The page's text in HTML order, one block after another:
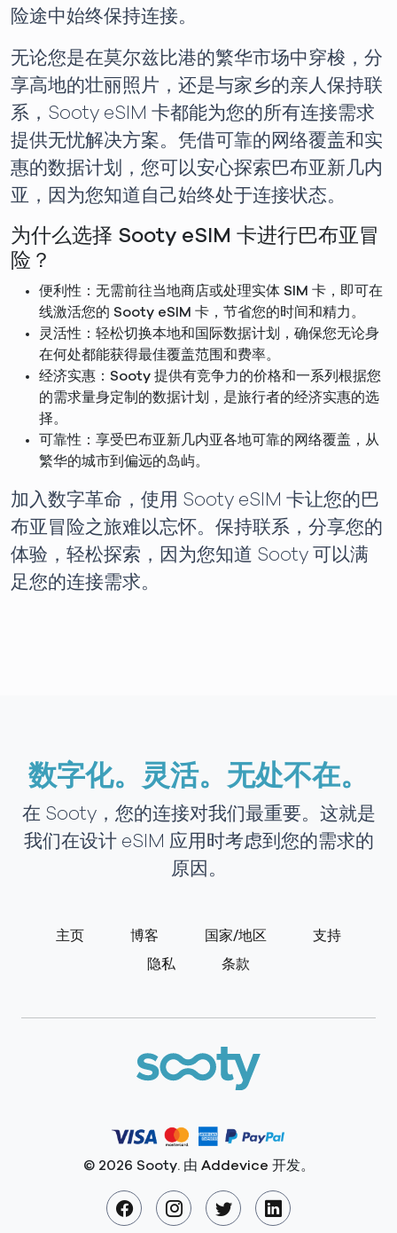
险途中始终保持连接。
无论您是在莫尔兹比港的繁华市场中穿梭，分
享高地的壮丽照片，还是与家乡的亲人保持联
系，Sooty eSIM 卡都能为您的所有连接需求
提供无忧解决方案。凭借可靠的网络覆盖和实
惠的数据计划，您可以安心探索巴布亚新几内
亚，因为您知道自己始终处于连接状态。
为什么选择 Sooty eSIM 卡进行巴布亚冒
险？
便利性：无需前往当地商店或处理实体 SIM 卡，即可在
线激活您的 Sooty eSIM 卡，节省您的时间和精力。
灵活性：轻松切换本地和国际数据计划，确保您无论身
在何处都能获得最佳覆盖范围和费率。
经济实惠：Sooty 提供有竞争力的价格和一系列根据您
的需求量身定制的数据计划，是旅行者的经济实惠的选
择。
可靠性：享受巴布亚新几内亚各地可靠的网络覆盖，从
繁华的城市到偏远的岛屿。
加入数字革命，使用 Sooty eSIM 卡让您的巴
布亚冒险之旅难以忘怀。保持联系，分享您的
体验，轻松探索，因为您知道 Sooty 可以满
足您的连接需求。
数字化。灵活。无处不在。
在 Sooty，您的连接对我们最重要。这就是
我们在设计 eSIM 应用时考虑到您的需求的
原因。
主页 博客 国家/地区
支持
隐私
条款
© 2026 Sooty. 由 Addevice 开发。